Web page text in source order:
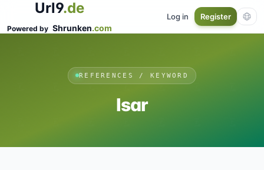
Url9.de
Powered by Shrunken.com
Log in Register
REFERENCES / KEYWORD
Isar